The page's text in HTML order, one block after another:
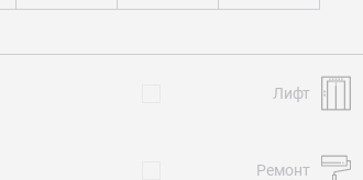
Лифт
Ремонт